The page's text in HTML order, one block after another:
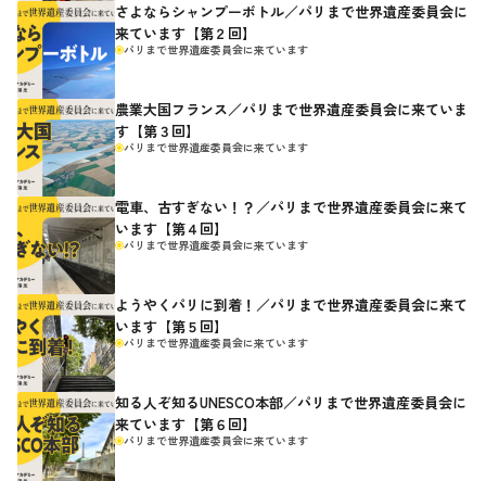
さよならシャンプーボトル／パリまで世界遺産委員会に
来ています【第２回】
パリまで世界遺産委員会に来ています
農業大国フランス／パリまで世界遺産委員会に来ていま
す【第３回】
パリまで世界遺産委員会に来ています
電車、古すぎない！？／パリまで世界遺産委員会に来て
います【第４回】
パリまで世界遺産委員会に来ています
ようやくパリに到着！／パリまで世界遺産委員会に来て
います【第５回】
パリまで世界遺産委員会に来ています
知る人ぞ知るUNESCO本部／パリまで世界遺産委員会に
来ています【第６回】
パリまで世界遺産委員会に来ています